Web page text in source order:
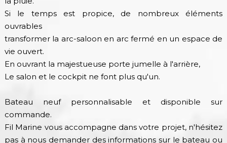
Si le temps est propice, de nombreux éléments
ouvrables
transformer la arc-saloon en arc fermé en un espace de
vie ouvert.
En ouvrant la majestueuse porte jumelle à l'arrière,
Le salon et le cockpit ne font plus qu'un.
Bateau neuf personnalisable et disponible sur
commande.
Fil Marine vous accompagne dans votre projet, n'hésitez
pas à nous demander des informations sur le bateau ou